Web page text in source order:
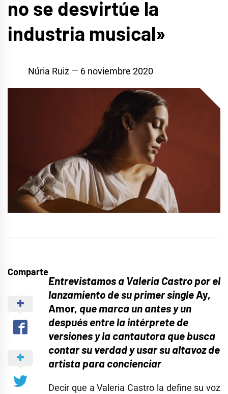
no se desvirtúe la
industria musical»
Núria Ruiz 6 noviembre 2020
Comparte
Entrevistamos a Valeria Castro por el
lanzamiento de su primer single Ay,
Amor, que marca un antes y un
después entre la intérprete de
versiones y la cantautora que busca
contar su verdad y usar su altavoz de
artista para concienciar
Decir que a Valeria Castro la define su voz